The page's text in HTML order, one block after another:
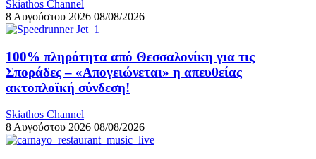
Skiathos Channel
8 Αυγούστου 2026 08/08/2026
100% πληρότητα από Θεσσαλονίκη για τις
Σποράδες – «Απογειώνεται» η απευθείας
ακτοπλοϊκή σύνδεση!
Skiathos Channel
8 Αυγούστου 2026 08/08/2026